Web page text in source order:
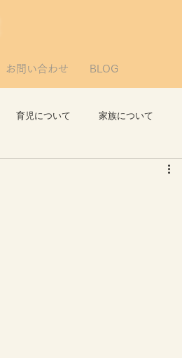
お問い合わせ BLOG
育児について 家族について